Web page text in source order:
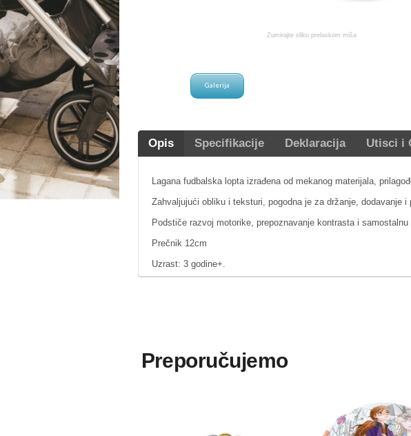
Opis Specifikacije Deklaracija Utisci i
Lagana fudbalska lopta izrađena od mekanog materijala,
Zahvaljujući obliku i teksturi, pogodna je za držanje, dodavanje i
Podstiče razvoj motorike, prepoznavanje kontrasta i samostalnu
Prečnik 12cm
Uzrast: 3 godine+.
Preporučujemo